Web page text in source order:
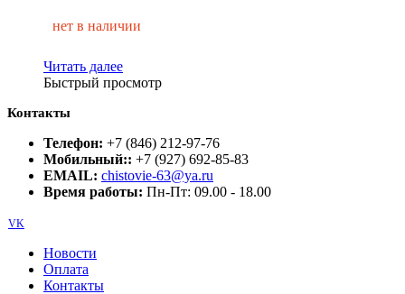
нет в наличии
Читать далее
Быстрый просмотр
Контакты
Телефон: +7 (846) 212-97-76
Мобильный:: +7 (927) 692-85-83
EMAIL: chistovie-63@ya.ru
Время работы: Пн-Пт: 09.00 - 18.00
VK
Новости
Оплата
Контакты